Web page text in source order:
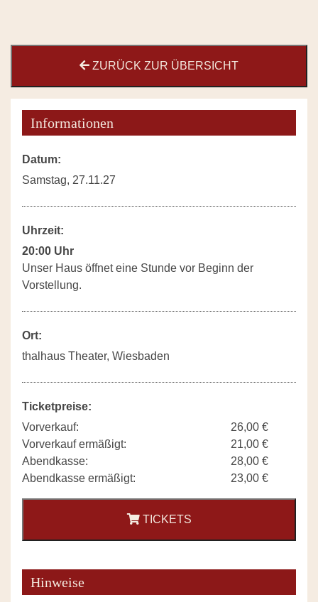
ZURÜCK ZUR ÜBERSICHT
Informationen
Datum:
Samstag, 27.11.27
Uhrzeit:
20:00 Uhr
Unser Haus öffnet eine Stunde vor Beginn der
Vorstellung.
Ort:
thalhaus Theater, Wiesbaden
Ticketpreise:
Vorverkauf:
26,00 €
Vorverkauf ermäßigt:
21,00 €
Abendkasse:
28,00 €
Abendkasse ermäßigt:
23,00 €
TICKETS
Hinweise